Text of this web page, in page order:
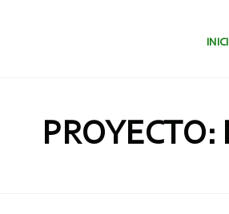
PROYECTO: